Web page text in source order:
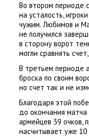
Во втором периоде
на усталость,
чужим. Любимов и
не получился
в сторону ворот
могли сравнять счет,
В третьем периоде
броска по своим
но счет так и не
Благодаря этой
до окончания
армейцев 39 очков,
насчитывает уже 10